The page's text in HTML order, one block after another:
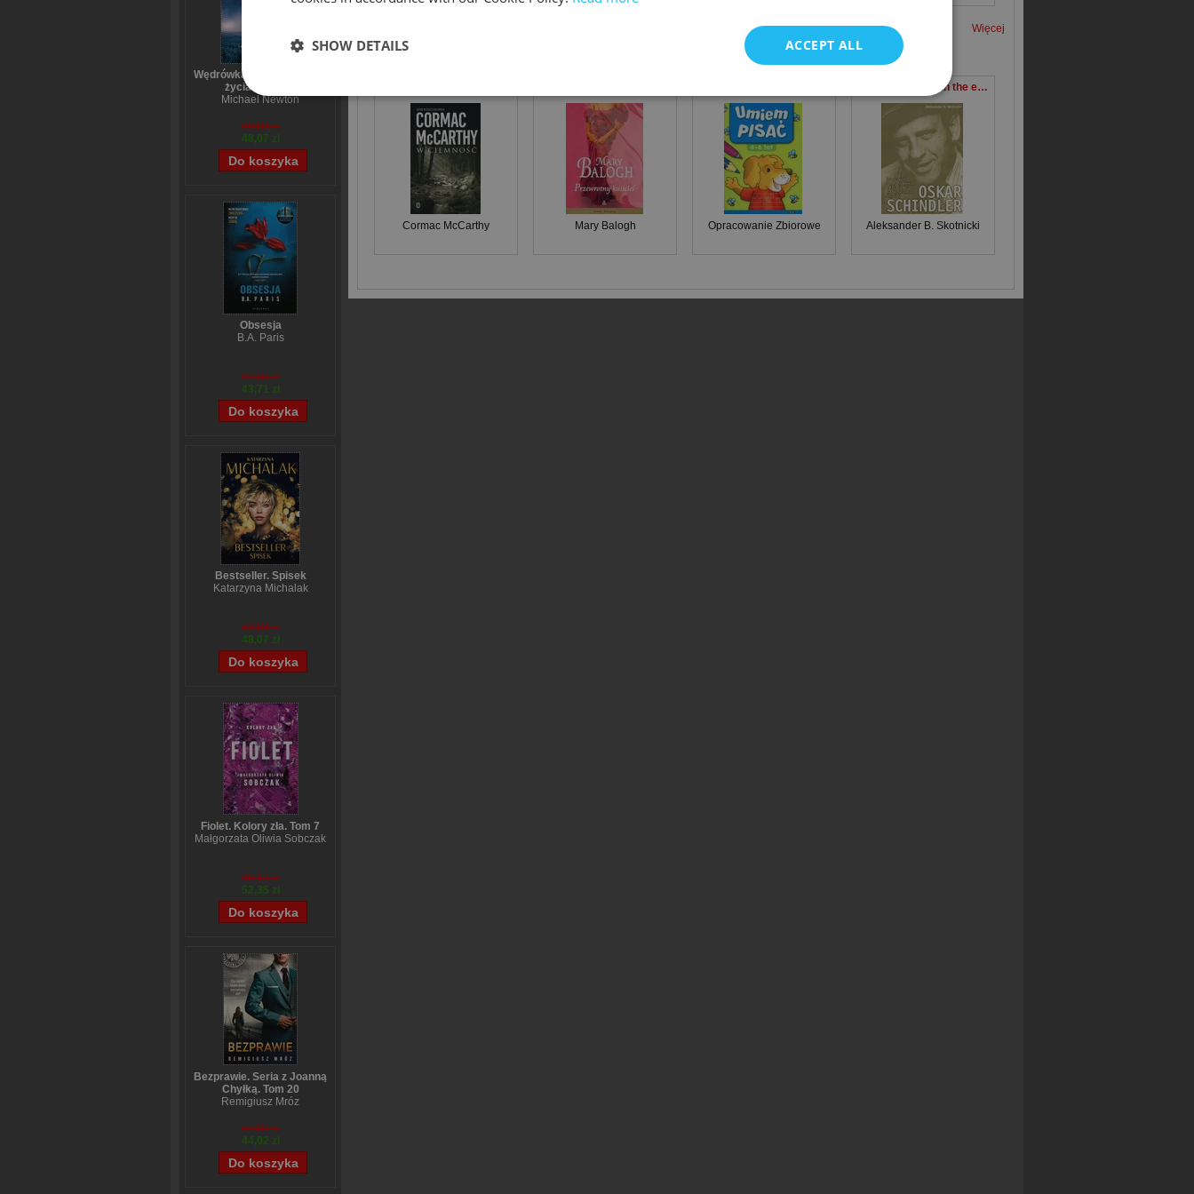
Wędrówka dusz Tajemnice
życia po życiu
Michael Newton
59,84 zł
48,07 zł
Obsesja
B.A. Paris
54,39 zł
43,71 zł
Bestseller. Spisek
Katarzyna Michalak
59,84 zł
48,07 zł
Fiolet. Kolory zła. Tom 7
Małgorzata Oliwia Sobczak
65,19 zł
52,35 zł
Bezprawie. Seria z Joanną
Chyłką. Tom 20
Remigiusz Mróz
57,60 zł
44,02 zł
Więcej
ODKRYJ INNE KSIAZKI
Cormac McCarthy Mary Balogh Opracowanie Zbiorowe
Oskar Schindler in the eyes of Cracovian Jews rescued by him Wersja angielska
Aleksander B. Skotnicki
ACCEPT ALL
SHOW DETAILS